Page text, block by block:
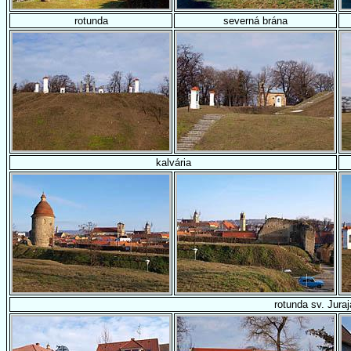
rotunda severná brána
kalvária
rotunda sv.